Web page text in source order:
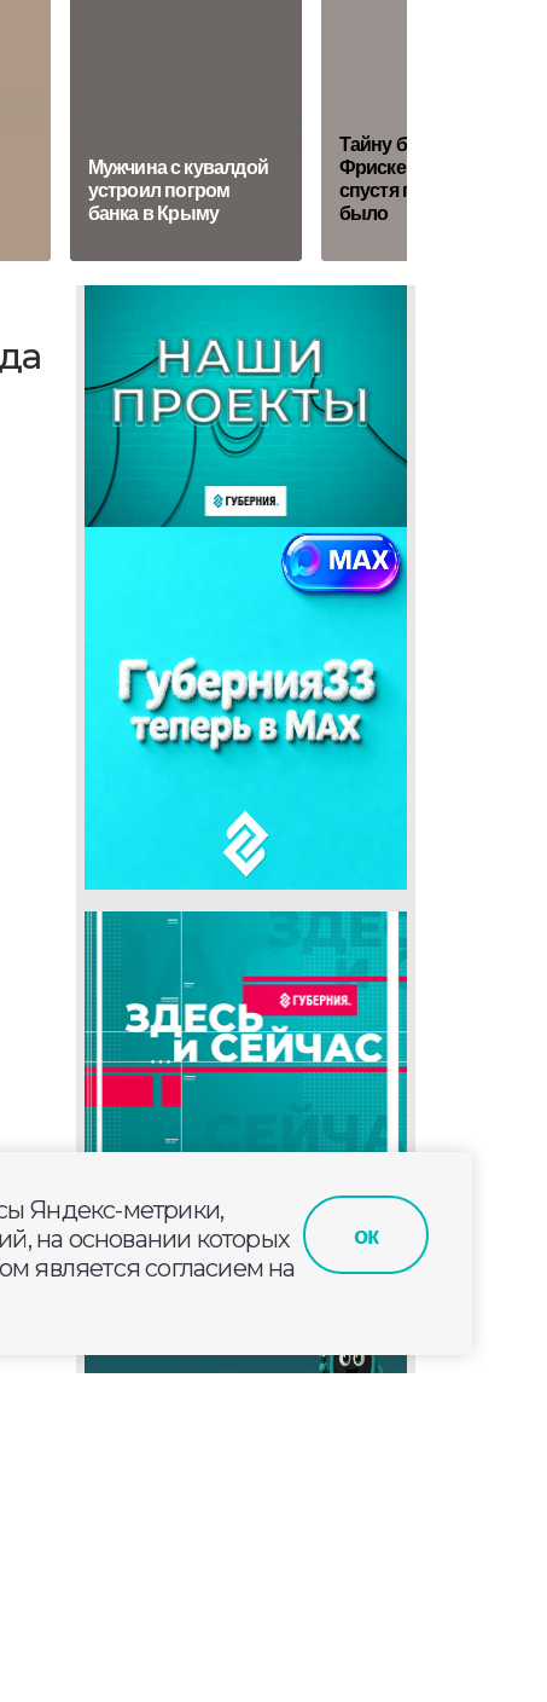
Мужчина с кувалдой
устроил погром
банка в Крыму
Тайну болезни
Фриске раскрыли
спустя годы: ЭКО не
было
Яндекс-метрики,
на основании которых
является согласием на
ок